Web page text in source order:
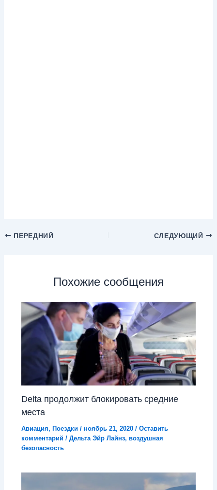
ПЕРЕДНИЙ СЛЕДУЮЩИЙ
Похожие сообщения
Delta продолжит блокировать средние
места
Авиация, Поездки /ноябрь 21, 2020/Оставить
комментарий /Дельта Эйр Лайнз,воздушная
безопасность